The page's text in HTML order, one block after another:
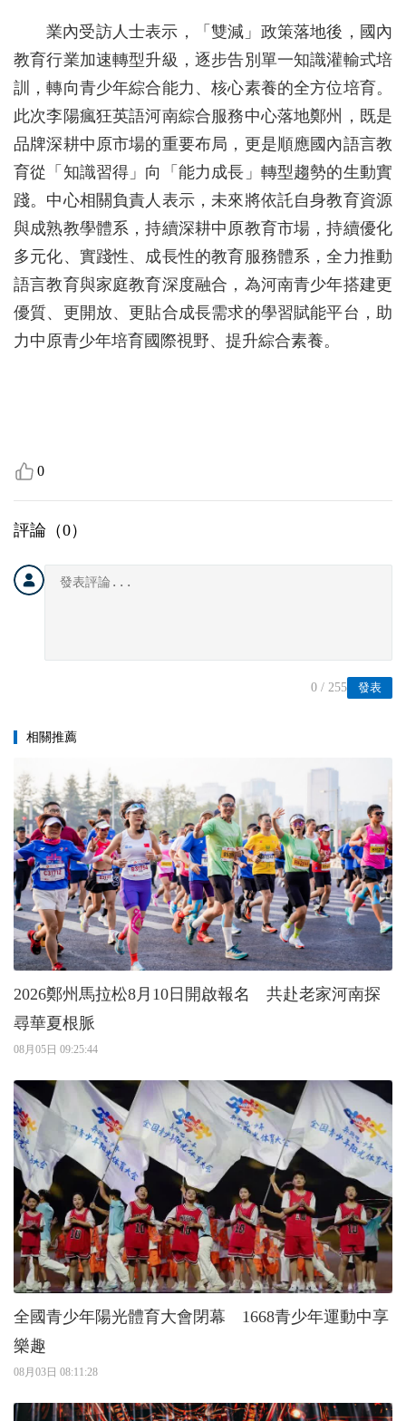
業內受訪人士表示，「雙減」政策落地後，國內
教育行業加速轉型升級，逐步告別單一知識灌輸式培
訓，轉向青少年綜合能力、核心素養的全方位培育。
此次李陽瘋狂英語河南綜合服務中心落地鄭州，既是
品牌深耕中原市場的重要布局，更是順應國內語言教
育從「知識習得」向「能力成長」轉型趨勢的生動實
踐。中心相關負責人表示，未來將依託自身教育資源
與成熟教學體系，持續深耕中原教育市場，持續優化
多元化、實踐性、成長性的教育服務體系，全力推動
語言教育與家庭教育深度融合，為河南青少年搭建更
優質、更開放、更貼合成長需求的學習賦能平台，助
力中原青少年培育國際視野、提升綜合素養。
0
評論（0）
發表
0 / 255
相關推薦
2026鄭州馬拉松8月10日開啟報名 共赴老家河南探
尋華夏根脈
08月05日 09:25:44
全國青少年陽光體育大會閉幕 1668青少年運動中享
樂趣
08月03日 08:11:28